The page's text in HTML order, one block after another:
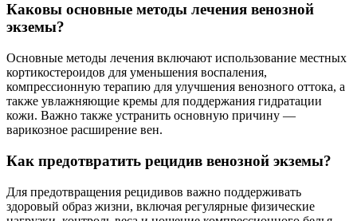
Каковы основные методы лечения венозной
экземы?
Основные методы лечения включают использование местных
кортикостероидов для уменьшения воспаления,
компрессионную терапию для улучшения венозного оттока, а
также увлажняющие кремы для поддержания гидратации
кожи. Важно также устранить основную причину —
варикозное расширение вен.
Как предотвратить рецидив венозной экземы?
Для предотвращения рецидивов важно поддерживать
здоровый образ жизни, включая регулярные физические